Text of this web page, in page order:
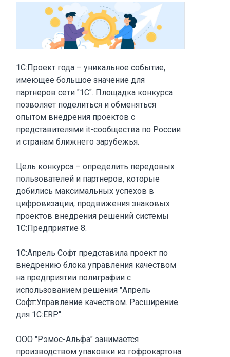
1С:Проект года – уникальное событие,
имеющее большое значение для
партнеров сети "1С". Площадка конкурса
позволяет поделиться и обменяться
опытом внедрения проектов с
представителями it-сообщества по России
и странам ближнего зарубежья.
Цель конкурса – определить передовых
пользователей и партнеров, которые
добились максимальных успехов в
цифровизации, продвижения знаковых
проектов внедрения решений системы
1С:Предприятие 8.
1С:Апрель Софт представила проект по
внедрению блока управления качеством
на предприятии полиграфии с
использованием решения "Апрель
Софт:Управление качеством. Расширение
для 1С:ERP".
ООО "Рэмос-Альфа" занимается
производством упаковки из гофрокартона.